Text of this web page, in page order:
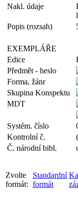
Nakl. údaje
Popis (rozsah)
EXEMPLÁŘE
Edice
Předmět - heslo
Forma, žánr
Skupina Konspektu
MDT
Systém. číslo
Kontrolní č.
Č. národní bibl.
Zvolte
formát:
Standardní
formát